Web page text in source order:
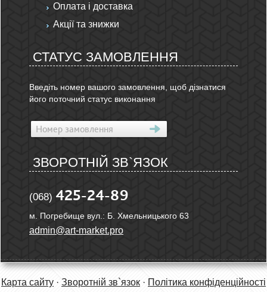
Оплата і доставка
Акції та знижки
СТАТУС ЗАМОВЛЕННЯ
Введіть номер вашого замовлення, щоб дізнатися
його поточний статус виконання
ЗВОРОТНІЙ ЗВ`ЯЗОК
(068) 425-24-89
м. Погребище вул.: Б. Хмельницького 63
admin@art-market.pro
Карта сайту · Зворотній зв`язок · Політика конфіденційності